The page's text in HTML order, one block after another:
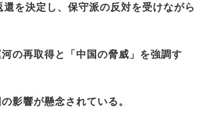
を決定し、保守派の反対を受けながら
の再取得と「中国の脅威」を強調す
影響が懸念されている。